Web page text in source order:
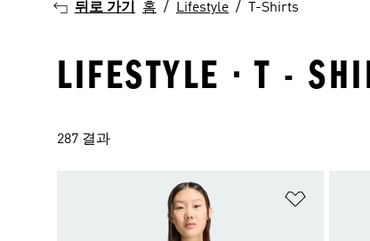
뒤로 가기 홈 Lifestyle T-Shirts
LIFESTYLE · T -
287 결과